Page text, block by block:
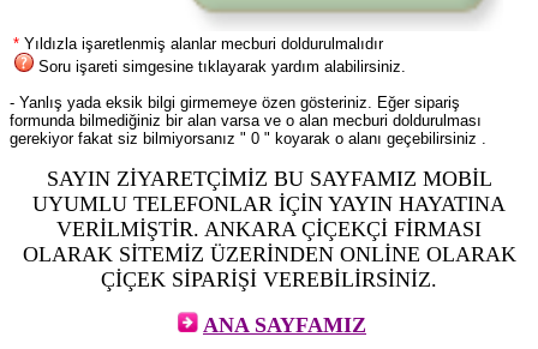
* Yıldızla işaretlenmiş alanlar mecburi doldurulmalıdır
Soru işareti simgesine tıklayarak yardım alabilirsiniz.
- Yanlış yada eksik bilgi girmemeye özen gösteriniz. Eğer sipariş
formunda bilmediğiniz bir alan varsa ve o alan mecburi doldurulması
gerekiyor fakat siz bilmiyorsanız " 0 " koyarak o alanı geçebilirsiniz .
SAYIN ZİYARETÇİMİZ BU SAYFAMIZ MOBİL
UYUMLU TELEFONLAR İÇİN YAYIN HAYATINA
VERİLMİŞTİR. ANKARA ÇİÇEKÇİ FİRMASI
OLARAK SİTEMİZ ÜZERİNDEN ONLİNE OLARAK
ÇİÇEK SİPARİŞİ VEREBİLİRSİNİZ.
ANA SAYFAMIZ